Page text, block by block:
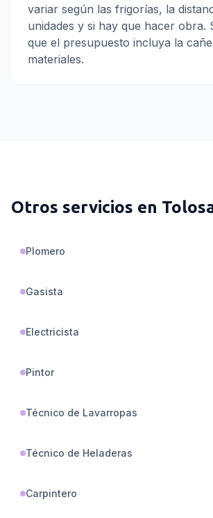
variar según las frigorías, la
unidades y si hay que hacer obra.
que el presupuesto incluya la
materiales.
Otros servicios en
Plomero
Gasista
Electricista
Pintor
Técnico de Lavarropas
Técnico de Heladeras
Carpintero